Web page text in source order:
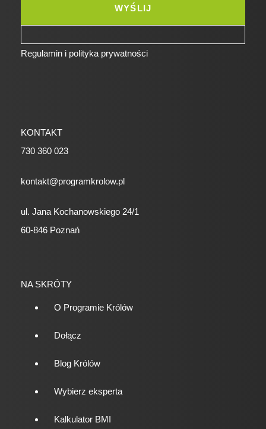
Regulamin i polityka prywatności
KONTAKT
730 360 023
kontakt@programkrolow.pl
ul. Jana Kochanowskiego 24/1
60-846 Poznań
NA SKRÓTY
O Programie Królów
Dołącz
Blog Królów
Wybierz eksperta
Kalkulator BMI